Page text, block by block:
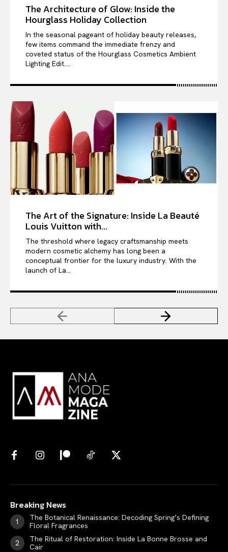
The Architecture of Glow: Inside the
Hourglass Holiday Collection
In the seasonal pageant of holiday beauty releases,
few items command the immediate frenzy and
coveted status of the Hourglass Cosmetics Ambient
Lighting Edit....
The Art of the Signature: Inside La Beauté
Louis Vuitton with...
The threshold where legacy craftsmanship meets
modern cosmetic alchemy has long been a
conceptual frontier for the luxury industry. With the
launch of La...
Breaking News
The Botanical Renaissance: Decoding Spring’s Defining
Floral Fragrances
The Ritual of Restoration: Inside La Bonne Brosse and
Cair